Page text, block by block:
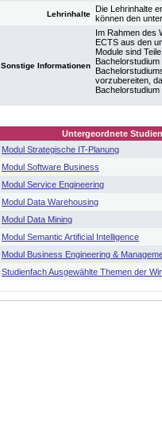
Lehrinhalte
Die Lehrinhalte
können den
Sonstige Informationen
Im Rahmen des
ECTS aus den
Module sind
vorzubereiten,
Untergeordnete
Modul Strategische IT-Planung
Modul Software Business
Modul Service Engineering
Modul Data Warehousing
Modul Data Mining
Modul Semantic Artificial Intelligence
Modul Business Engineering &
Studienfach Ausgewählte Themen der